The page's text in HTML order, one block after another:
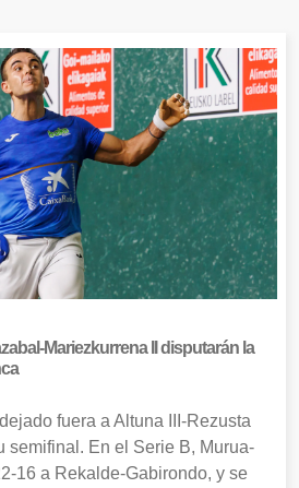
Mariezkurrena II disputarán la
fuera a Altuna III-Rezusta
semifinal. En el Serie B, Murua-
16 a Rekalde-Gabirondo, y se